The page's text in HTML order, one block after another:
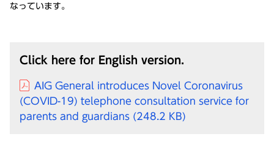
なっています。
Click here for English version.
AIG General introduces Novel Coronavirus
(COVID-19) telephone consultation service for
parents and guardians (248.2 KB)